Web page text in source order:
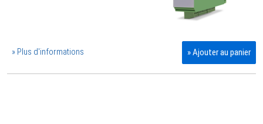
» Plus d'informations » Ajouter au panier